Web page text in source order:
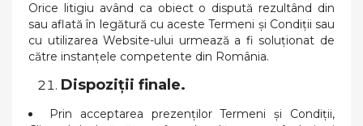
Orice litigiu având ca obiect o dispută rezultând din
sau aflată în legătură cu aceste Termeni și Condiții sau
cu utilizarea Website-ului urmează a fi soluționat de
către instanțele competente din România.
Dispoziții finale.
Prin acceptarea prezenților Termeni și Condiții,